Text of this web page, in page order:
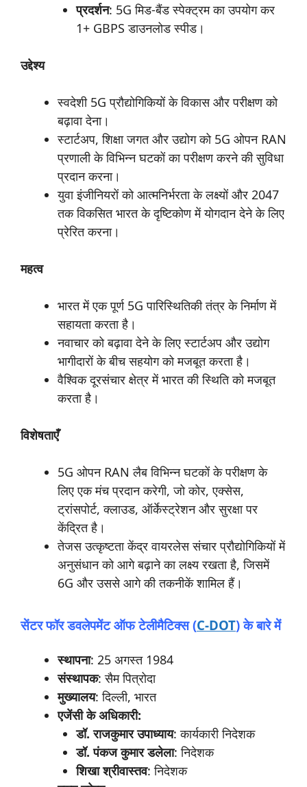
प्रदर्शन: 5G मिड-बैंड स्पेक्ट्रम का उपयोग कर
1+ GBPS डाउनलोड स्पीड।
उद्देश्य
स्वदेशी 5G प्रौद्योगिकियों के विकास और परीक्षण को
बढ़ावा देना।
स्टार्टअप, शिक्षा जगत और उद्योग को 5G ओपन RAN
प्रणाली के विभिन्न घटकों का परीक्षण करने की सुविधा
प्रदान करना।
युवा इंजीनियरों को आत्मनिर्भरता के लक्ष्यों और 2047
तक विकसित भारत के दृष्टिकोण में योगदान देने के लिए
प्रेरित करना।
महत्व
भारत में एक पूर्ण 5G पारिस्थितिकी तंत्र के निर्माण में
सहायता करता है।
नवाचार को बढ़ावा देने के लिए स्टार्टअप और उद्योग
भागीदारों के बीच सहयोग को मजबूत करता है।
वैश्विक दूरसंचार क्षेत्र में भारत की स्थिति को मजबूत
करता है।
विशेषताएँ
5G ओपन RAN लैब विभिन्न घटकों के परीक्षण के
लिए एक मंच प्रदान करेगी, जो कोर, एक्सेस,
ट्रांसपोर्ट, क्लाउड, ऑर्केस्ट्रेशन और सुरक्षा पर
केंद्रित है।
तेजस उत्कृष्टता केंद्र वायरलेस संचार प्रौद्योगिकियों में
अनुसंधान को आगे बढ़ाने का लक्ष्य रखता है, जिसमें
6G और उससे आगे की तकनीकें शामिल हैं।
सेंटरफॉरडवलेपमेंटऑफटेलीमैटिक्स (C-DOT)केबारेमें
स्थापना: 25 अगस्त 1984
संस्थापक: सैम पित्रोदा
मुख्यालय: दिल्ली, भारत
एजेंसीकेअधिकारी:
डॉ.राजकुमारउपाध्याय: कार्यकारी निदेशक
डॉ.पंकजकुमारडलेला: निदेशक
शिखाश्रीवास्तव: निदेशक